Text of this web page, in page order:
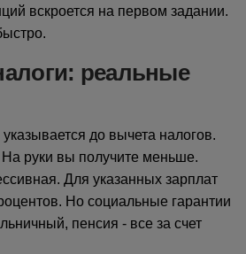
вскроется на первом задании.
реальные
до вычета налогов.
руки вы получите меньше.
Для указанных зарплат
Но социальные гарантии
пенсия - все за счет